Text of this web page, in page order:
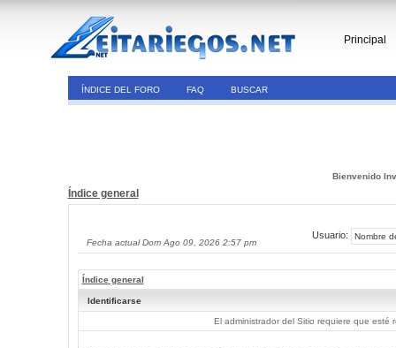
Principal
ÍNDICE DEL FORO FAQ BUSCAR
Bienvenido
Índice general
Fecha actual Dom Ago 09, 2026 2:57 pm
Usuario:
Índice general
Identificarse
El administrador del Sitio requiere que esté